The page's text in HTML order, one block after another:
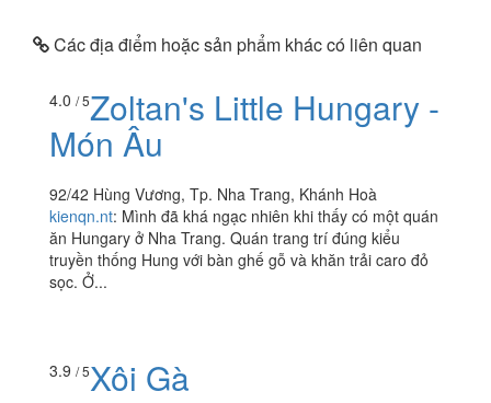
Các địa điểm hoặc sản phẩm khác có liên quan
4.0 / 5Zoltan's Little Hungary -
Món Âu
92/42 Hùng Vương, Tp. Nha Trang, Khánh Hoà
kienqn.nt: Mình đã khá ngạc nhiên khi thấy có một quán
ăn Hungary ở Nha Trang. Quán trang trí đúng kiểu
truyền thống Hung với bàn ghế gỗ và khăn trải caro đỏ
sọc. Ở...
3.9 / 5Xôi Gà